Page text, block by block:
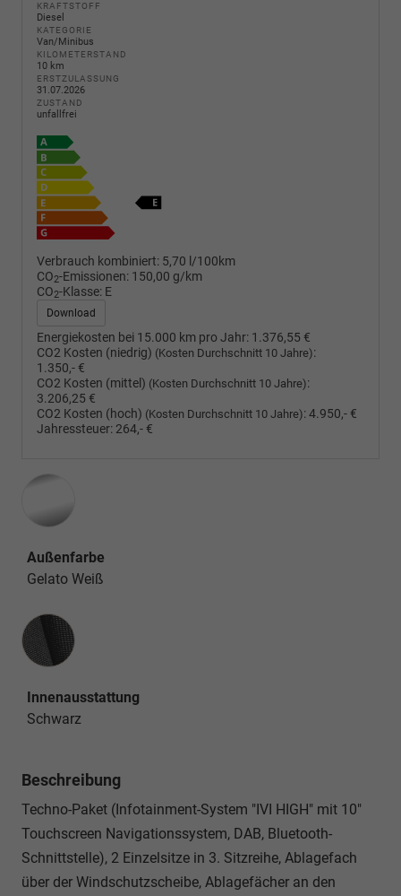
KRAFTSTOFF
Diesel
KATEGORIE
Van/Minibus
KILOMETERSTAND
10 km
ERSTZULASSUNG
31.07.2026
ZUSTAND
unfallfrei
Verbrauch kombiniert: 5,70 l/100km
CO2-Emissionen: 150,00 g/km
CO2-Klasse: E
Download
Energiekosten bei 15.000 km pro Jahr: 1.376,55 €
CO2 Kosten (niedrig) (Kosten Durchschnitt 10 Jahre):
1.350,- €
CO2 Kosten (mittel) (Kosten Durchschnitt 10 Jahre):
3.206,25 €
CO2 Kosten (hoch) (Kosten Durchschnitt 10 Jahre):4.950,- €
Jahressteuer: 264,- €
Außenfarbe
Gelato Weiß
Innenausstattung
Innenausstattung
Schwarz
Beschreibung
Techno-Paket (Infotainment-System "IVI HIGH" mit 10"
Touchscreen Navigationssystem, DAB, Bluetooth-
Schnittstelle), 2 Einzelsitze in 3. Sitzreihe, Ablagefach
über der Windschutzscheibe, Ablagefächer an den